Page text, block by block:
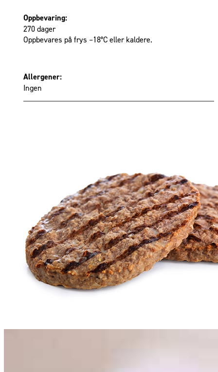
Oppbevaring:
270 dager
Oppbevares på frys –18°C eller kaldere.
Allergener:
Ingen